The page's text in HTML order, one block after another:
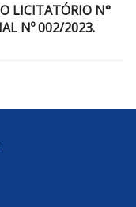
LICITATÓRIO N°
Nº 002/2023.